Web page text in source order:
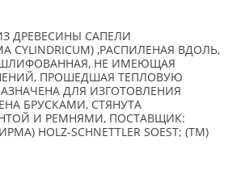
ДРЕВЕСИНЫ САПЕЛИ
CYLINDRICUM) ,РАСПИЛЕНАЯ ВДОЛЬ,
ШЛИФОВАННАЯ, НЕ ИМЕЮЩАЯ
ПРОШЕДШАЯ ТЕПЛОВУЮ
ДЛЯ ИЗГОТОВЛЕНИЯ
БРУСКАМИ, СТЯНУТА
И РЕМНЯМИ, ПОСТАВЩИК:
HOLZ-SCHNETTLER SOEST; (TM)